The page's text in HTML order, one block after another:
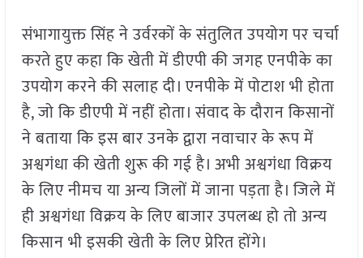
संभागायुक्त सिंह ने उर्वरकों के संतुलित उपयोग पर चर्चा
करते हुए कहा कि खेती में डीएपी की जगह एनपीके का
उपयोग करने की सलाह दी। एनपीके में पोटाश भी होता
है, जो कि डीएपी में नहीं होता। संवाद के दौरान किसानों
ने बताया कि इस बार उनके द्वारा नवाचार के रूप में
अश्वगंधा की खेती शुरू की गई है। अभी अश्वगंधा विक्रय
के लिए नीमच या अन्य जिलों में जाना पड़ता है। जिले में
ही अश्वगंधा विक्रय के लिए बाजार उपलब्ध हो तो अन्य
किसान भी इसकी खेती के लिए प्रेरित होंगे।